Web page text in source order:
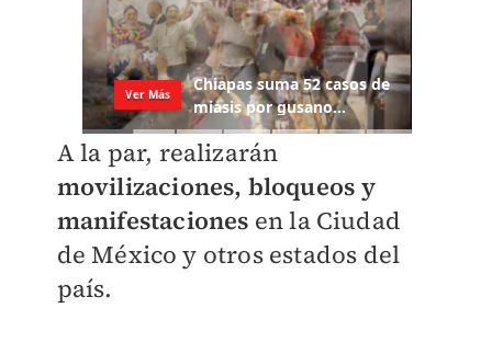
A la par, realizarán
movilizaciones, bloqueos y
manifestaciones en la Ciudad
de México y otros estados del
país.